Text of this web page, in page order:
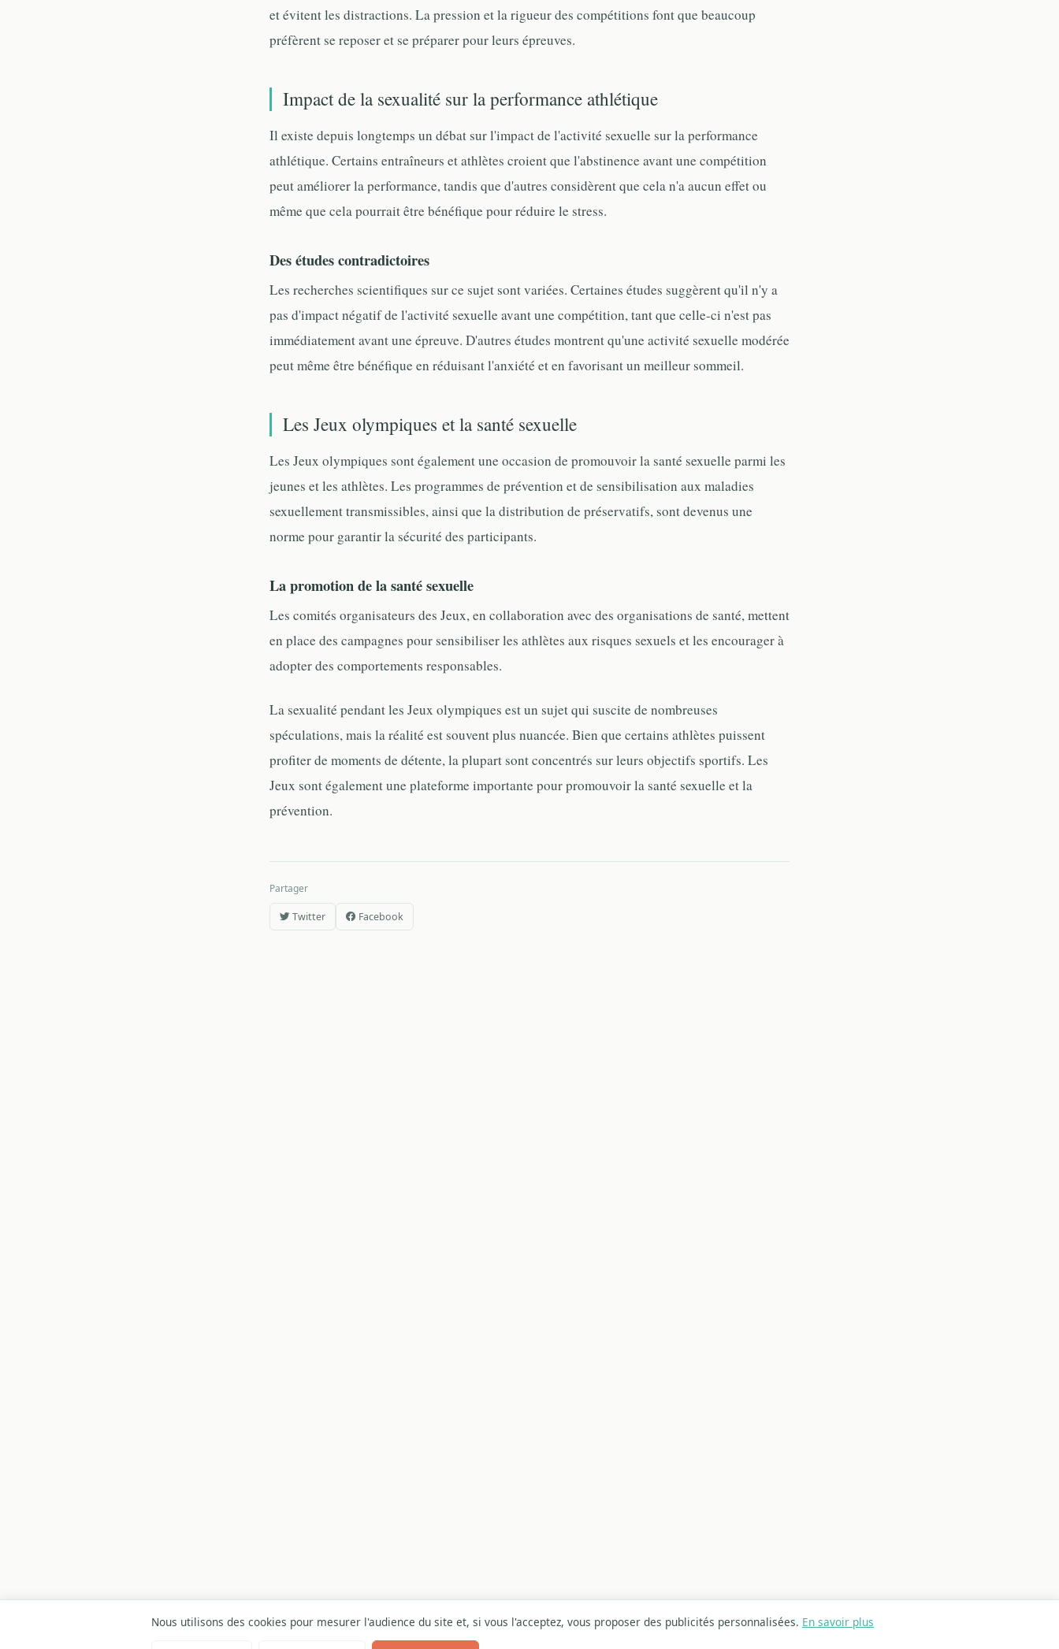
et évitent les distractions. La pression et la rigueur des compétitions font que beaucoup
préfèrent se reposer et se préparer pour leurs épreuves.
Impact de la sexualité sur la performance athlétique
Il existe depuis longtemps un débat sur l'impact de l'activité sexuelle sur la performance
athlétique. Certains entraîneurs et athlètes croient que l'abstinence avant une compétition
peut améliorer la performance, tandis que d'autres considèrent que cela n'a aucun effet ou
même que cela pourrait être bénéfique pour réduire le stress.
Des études contradictoires
Les recherches scientifiques sur ce sujet sont variées. Certaines études suggèrent qu'il n'y a
pas d'impact négatif de l'activité sexuelle avant une compétition, tant que celle-ci n'est pas
immédiatement avant une épreuve. D'autres études montrent qu'une activité sexuelle modérée
peut même être bénéfique en réduisant l'anxiété et en favorisant un meilleur sommeil.
Les Jeux olympiques et la santé sexuelle
Les Jeux olympiques sont également une occasion de promouvoir la santé sexuelle parmi les
jeunes et les athlètes. Les programmes de prévention et de sensibilisation aux maladies
sexuellement transmissibles, ainsi que la distribution de préservatifs, sont devenus une
norme pour garantir la sécurité des participants.
La promotion de la santé sexuelle
Les comités organisateurs des Jeux, en collaboration avec des organisations de santé, mettent
en place des campagnes pour sensibiliser les athlètes aux risques sexuels et les encourager à
adopter des comportements responsables.
La sexualité pendant les Jeux olympiques est un sujet qui suscite de nombreuses
spéculations, mais la réalité est souvent plus nuancée. Bien que certains athlètes puissent
profiter de moments de détente, la plupart sont concentrés sur leurs objectifs sportifs. Les
Jeux sont également une plateforme importante pour promouvoir la santé sexuelle et la
prévention.
Partager
Twitter Facebook
Nous utilisons des cookies pour mesurer l'audience du site et, si vous l'acceptez, vous proposer des publicités personnalisées. En savoir plus